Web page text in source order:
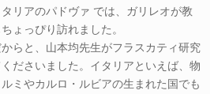
リアのパドヴァ では、ガリレオが教
ょっぴり訪れました。
らと、山本均先生がフラスカティ研究
ださいました。イタリアといえば、物
ミやカルロ・ルビアの生まれた国でも